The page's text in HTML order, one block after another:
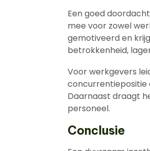
Een goed
mee voor zowel
gemotiveerd en
betrokkenheid,
Voor werkgevers
concurrentiepositie
Daarnaast draagt
personeel.
Conclusie